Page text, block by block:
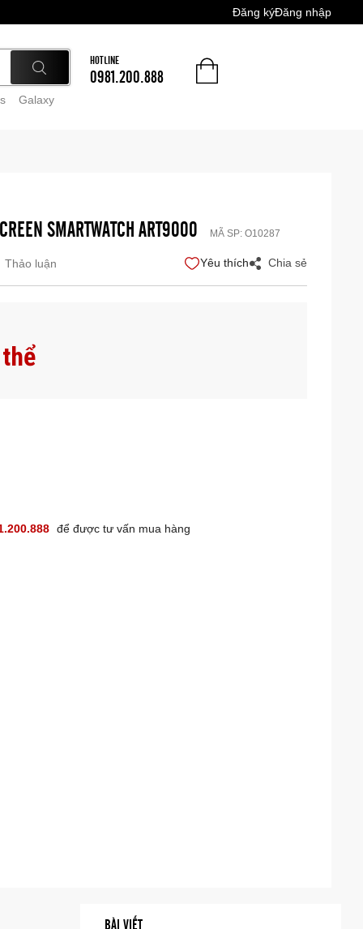
Đăng kýĐăng nhập
Galaxy
HOTLINE
0981.200.888
SMARTWATCH ART9000 MÃ SP: O10287
Thảo luận Yêu thích Chia sẻ
để được tư vấn mua hàng
BÀI VIẾT